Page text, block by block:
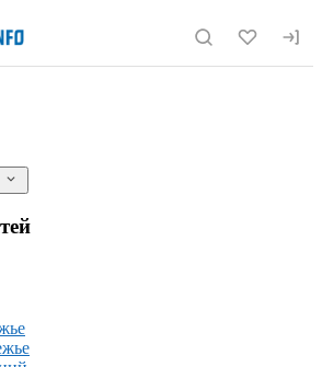
по сайту
фермера осудили за